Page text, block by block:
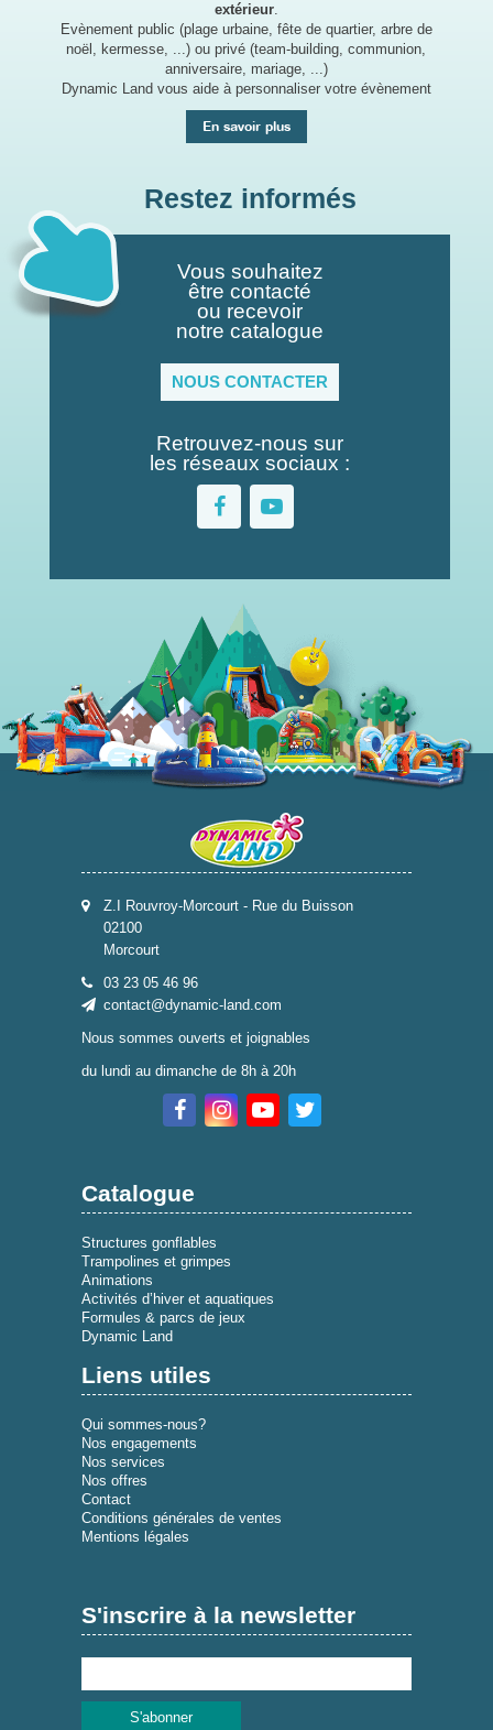
extérieur.
Evènement public (plage urbaine, fête de quartier, arbre de
noël, kermesse, ...) ou privé (team-building, communion,
anniversaire, mariage, ...)
Dynamic Land vous aide à personnaliser votre évènement
En savoir plus
Restez informés
Vous souhaitez
être contacté
ou recevoir
notre catalogue
NOUS CONTACTER
Retrouvez-nous sur
les réseaux sociaux :
Z.I Rouvroy-Morcourt - Rue du Buisson
02100
Morcourt
03 23 05 46 96
contact@dynamic-land.com
Nous sommes ouverts et joignables
du lundi au dimanche de 8h à 20h
Catalogue
Structures gonflables
Trampolines et grimpes
Animations
Activités d’hiver et aquatiques
Formules & parcs de jeux
Dynamic Land
Liens utiles
Qui sommes-nous?
Nos engagements
Nos services
Nos offres
Contact
Conditions générales de ventes
Mentions légales
S'inscrire à la newsletter